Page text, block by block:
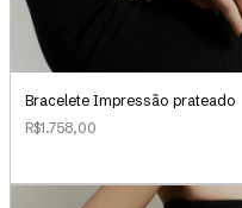
Bracelete Impressão prateado
R$1.758,00